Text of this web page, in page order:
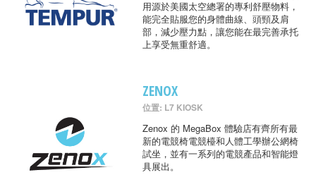
用源於美國太空總署的專利舒壓物料，
能完全貼服您的身體曲線、頭頸及肩
部，減少壓力點，讓您能在最完善承托
上享受無重舒適。
ZENOX
位置: L7 KIOSK
Zenox 的 MegaBox 體驗店有齊所有最
新的電競椅電競檯和人體工學辦公網椅
試坐，並有一系列的電競產品和智能燈
具展出。